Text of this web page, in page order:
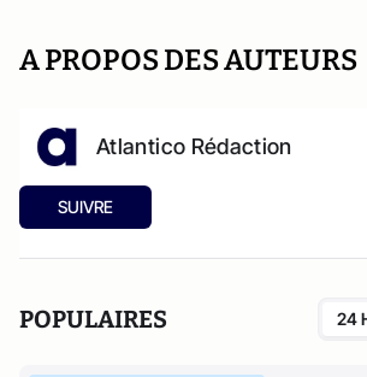
A PROPOS DES AUTEURS
Atlantico Rédaction
SUIVRE
POPULAIRES 24